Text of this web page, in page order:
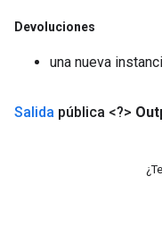
Devoluciones
una nueva
Salida pública <?>